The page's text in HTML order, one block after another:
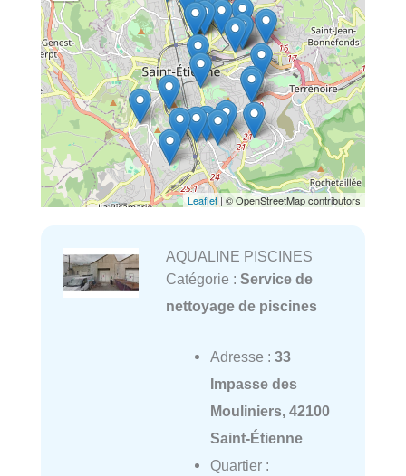
Leaflet| © OpenStreetMap contributors
AQUALINE PISCINES
Catégorie : Service de
nettoyage de piscines
Adresse : 33
Impasse des
Mouliniers, 42100
Saint-Étienne
Quartier :